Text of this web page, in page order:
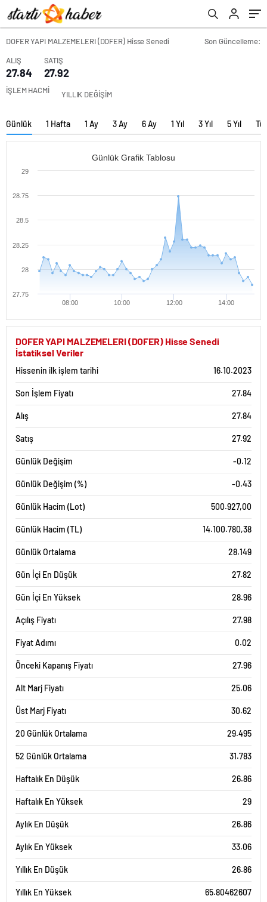
DOFER YAPI MALZEMELERI (DOFER) Hisse Senedi
Son Güncelleme:
ALIŞ
27.84
SATIŞ
27.92
İŞLEM HACMİ YILLIK DEĞİŞİM
Günlük 1 Hafta 1 Ay 3 Ay 6 Ay 1 Yıl 3 Yıl 5 Yıl
Günlük Grafik Tablosu
08:00 10:00 12:00 14:00
27.75
28
28.25
28.5
28.75
29
DOFER YAPI MALZEMELERI (DOFER) Hisse Senedi
İstatiksel Veriler
Hissenin ilk işlem tarihi 16.10.2023
Son İşlem Fiyatı 27.84
Alış 27.84
Satış 27.92
Günlük Değişim -0.12
Günlük Değişim (%) -0.43
Günlük Hacim (Lot) 500.927,00
Günlük Hacim (TL) 14.100.780,38
Günlük Ortalama 28.149
Gün İçi En Düşük 27.82
Gün İçi En Yüksek 28.96
Açılış Fiyatı 27.98
Fiyat Adımı 0.02
Önceki Kapanış Fiyatı 27.96
Alt Marj Fiyatı 25.06
Üst Marj Fiyatı 30.62
20 Günlük Ortalama 29.495
52 Günlük Ortalama 31.783
Haftalık En Düşük 26.86
Haftalık En Yüksek 29
Aylık En Düşük 26.86
Aylık En Yüksek 33.06
Yıllık En Düşük 26.86
Yıllık En Yüksek 65.80462607